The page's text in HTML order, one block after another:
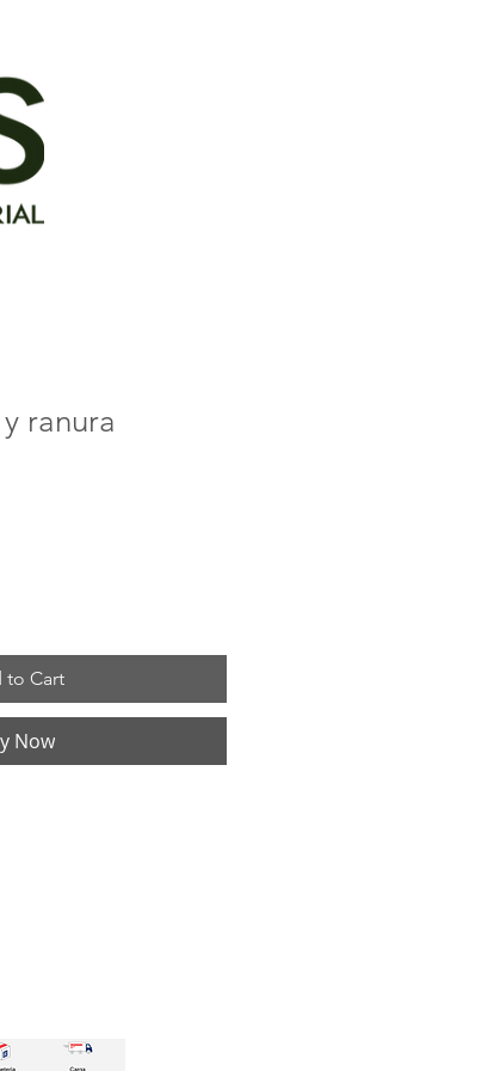
ranura
to Cart
Now